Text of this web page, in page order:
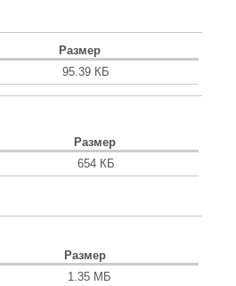
Размер
95.39 КБ
Размер
654 КБ
Размер
1.35 МБ